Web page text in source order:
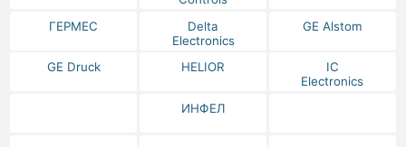
ГЕРМЕС
Delta
Electronics
GE Alstom
GE Druck HELIOR
IC
Electronics
ИНФЕЛ